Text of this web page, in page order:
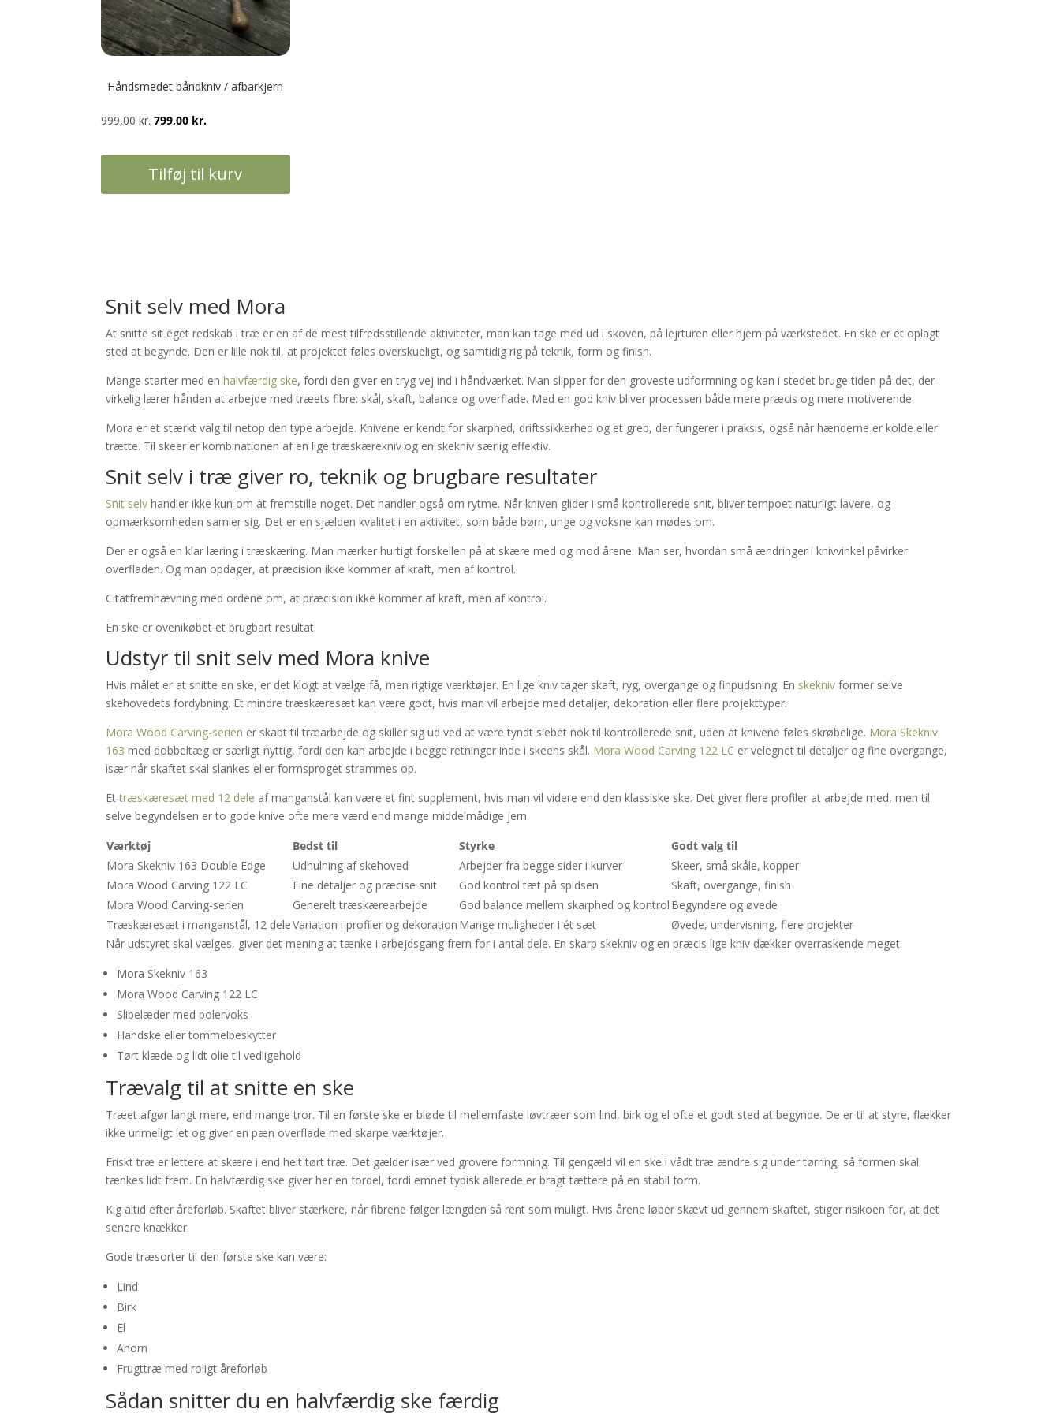
Håndsmedet båndkniv / afbarkjern
999,00kr. Den
var:
799,00 kr.Den
er:
Tilføj til kurv
Snit selv med Mora
At snitte sit eget redskab i træ er en af de mest tilfredsstillende aktiviteter, man kan tage med ud i skoven, på lejrturen eller hjem på værkstedet. En ske er et oplagt
sted at begynde. Den er lille nok til, at projektet føles overskueligt, og samtidig rig på teknik, form og finish.
Mange starter med enhalvfærdig ske, fordi den giver en tryg vej ind i håndværket. Man slipper for den groveste udformning og kan i stedet bruge tiden på det, der
virkelig lærer hånden at arbejde med træets fibre: skål, skaft, balance og overflade. Med en god kniv bliver processen både mere præcis og mere motiverende.
Mora er et stærkt valg til netop den type arbejde. Knivene er kendt for skarphed, driftssikkerhed og et greb, der fungerer i praksis, også når hænderne er kolde eller
trætte. Til skeer er kombinationen af en lige træskærekniv og en skekniv særlig effektiv.
Snit selv i træ giver ro, teknik og brugbare resultater
Snit selv handler ikke kun om at fremstille noget. Det handler også om rytme. Når kniven glider i små kontrollerede snit, bliver tempoet naturligt lavere, og
opmærksomheden samler sig. Det er en sjælden kvalitet i en aktivitet, som både børn, unge og voksne kan mødes om.
Der er også en klar læring i træskæring. Man mærker hurtigt forskellen på at skære med og mod årene. Man ser, hvordan små ændringer i knivvinkel påvirker
overfladen. Og man opdager, at præcision ikke kommer af kraft, men af kontrol.
Citatfremhævning med ordene om, at præcision ikke kommer af kraft, men af kontrol.
En ske er ovenikøbet et brugbart resultat.
Udstyr til snit selv med Mora knive
Hvis målet er at snitte en ske, er det klogt at vælge få, men rigtige værktøjer. En lige kniv tager skaft, ryg, overgange og finpudsning. En skekniv former selve
skehovedets fordybning. Et mindre træskæresæt kan være godt, hvis man vil arbejde med detaljer, dekoration eller flere projekttyper.
Mora Wood Carving-serien er skabt til træarbejde og skiller sig ud ved at være tyndt slebet nok til kontrollerede snit, uden at knivene føles skrøbelige. Mora Skekniv
163 med dobbeltæg er særligt nyttig, fordi den kan arbejde i begge retninger inde i skeens skål. Mora Wood Carving 122 LC er velegnet til detaljer og fine overgange,
især når skaftet skal slankes eller formsproget strammes op.
Ettræskæresæt med 12 dele af manganstål kan være et fint supplement, hvis man vil videre end den klassiske ske. Det giver flere profiler at arbejde med, men til
selve begyndelsen er to gode knive ofte mere værd end mange middelmådige jern.
Værktøj
Bedst til Styrke
Godt valg til
Mora Skekniv 163 Double Edge
Udhulning af skehoved Arbejder fra begge sider i kurver
Skeer, små skåle, kopper
Mora Wood Carving 122 LC
Fine detaljer og præcise snit God kontrol tæt på spidsen
Skaft, overgange, finish
Mora Wood Carving-serien
Generelt træskærearbejde God balance mellem skarphed og kontrol Begyndere og øvede
Træskæresæt i manganstål, 12 deleVariation i profiler og dekoration Mange muligheder i ét sæt
Øvede, undervisning, flere projekter
Når udstyret skal vælges, giver det mening at tænke i arbejdsgang frem for i antal dele. En skarp skekniv og en præcis lige kniv dækker overraskende meget.
Mora Skekniv 163
Mora Wood Carving 122 LC
Slibelæder med polervoks
Handske eller tommelbeskytter
Tørt klæde og lidt olie til vedligehold
Trævalg til at snitte en ske
Træet afgør langt mere, end mange tror. Til en første ske er bløde til mellemfaste løvtræer som lind, birk og el ofte et godt sted at begynde. De er til at styre, flækker
ikke urimeligt let og giver en pæn overflade med skarpe værktøjer.
Friskt træ er lettere at skære i end helt tørt træ. Det gælder især ved grovere formning. Til gengæld vil en ske i vådt træ ændre sig under tørring, så formen skal
tænkes lidt frem. En halvfærdig ske giver her en fordel, fordi emnet typisk allerede er bragt tættere på en stabil form.
Kig altid efter åreforløb. Skaftet bliver stærkere, når fibrene følger længden så rent som muligt. Hvis årene løber skævt ud gennem skaftet, stiger risikoen for, at det
senere knækker.
Gode træsorter til den første ske kan være:
Lind
Birk
El
Ahorn
Frugttræ med roligt åreforløb
Sådan snitter du en halvfærdig ske færdig